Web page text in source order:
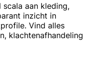
scala aan kleding,
inzicht in
Vind alles
klachtenafhandeling